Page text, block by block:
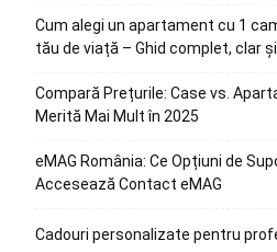
Cum alegi un apartament cu 1
tău de viață – Ghid complet, clar
Compară Prețurile: Case vs.
Merită Mai Mult în 2025
eMAG România: Ce Opțiuni de
Accesează Contact eMAG
Cadouri personalizate pentru